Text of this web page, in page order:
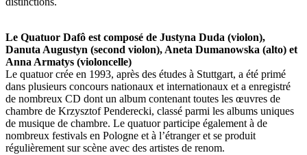
Le Quatuor Dafô est composé de Justyna Duda (violon),
Danuta Augustyn (second violon), Aneta Dumanowska (alto) et
Anna Armatys (violoncelle)
Le quatuor crée en 1993, après des études à Stuttgart, a été primé
dans plusieurs concours nationaux et internationaux et a enregistré
de nombreux CD dont un album contenant toutes les œuvres de
chambre de Krzysztof Penderecki, classé parmi les albums uniques
de musique de chambre. Le quatuor participe également à de
nombreux festivals en Pologne et à l’étranger et se produit
régulièrement sur scène avec des artistes de renom.